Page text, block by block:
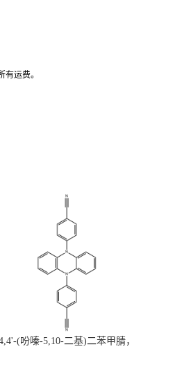
有运费。
(吩嗪-5,10-二基)二苯甲腈，